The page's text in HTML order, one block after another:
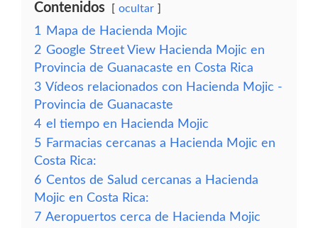
Contenidos ocultar
1
Mapa de Hacienda Mojic
2 Google Street View Hacienda Mojic en
Provincia de Guanacaste en Costa Rica
3 Vídeos relacionados con Hacienda Mojic -
Provincia de Guanacaste
4 el tiempo en Hacienda Mojic
5 Farmacias cercanas a Hacienda Mojic en
Costa Rica:
6 Centos de Salud cercanas a Hacienda
Mojic en Costa Rica:
7 Aeropuertos cerca de Hacienda Mojic